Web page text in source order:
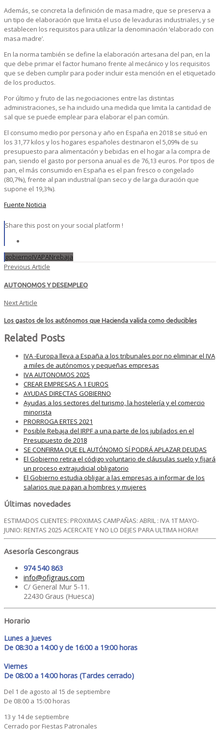
Además, se concreta la definición de masa madre, que se preserva a
un tipo de elaboración que limita el uso de levaduras industriales, y se
establecen los requisitos para utilizar la denominación ‘elaborado con
masa madre’.
En la norma también se define la elaboración artesana del pan, en la
que debe primar el factor humano frente al mecánico y los requisitos
que se deben cumplir para poder incluir esta mención en el etiquetado
de los productos.
Por último y fruto de las negociaciones entre las distintas
administraciones, se ha incluido una medida que limita la cantidad de
sal que se puede emplear para elaborar el pan común.
El consumo medio por persona y año en España en 2018 se situó en
los 31,77 kilos y los hogares españoles destinaron el 5,09% de su
presupuesto para alimentación y bebidas en el hogar a la compra de
pan, siendo el gasto por persona anual es de 76,13 euros. Por tipos de
pan, el más consumido en España es el pan fresco o congelado
(80,7%), frente al pan industrial (pan seco y de larga duración que
supone el 19,3%).
Fuente Noticia
Share this post on your social platform !
gobiernoIVAPANrebaja
Previous Article
AUTONOMOS Y DESEMPLEO
Next Article
Los gastos de los autónomos que Hacienda valida como deducibles
Related Posts
IVA -Europa lleva a España a los tribunales por no eliminar el IVA
a miles de autónomos y pequeñas empresas
IVA AUTONOMOS 2025
CREAR EMPRESAS A 1 EUROS
AYUDAS DIRECTAS GOBIERNO
Ayudas a los sectores del turismo, la hostelería y el comercio
minorista
PRORROGA ERTES 2021
Posible Rebaja del IRPF a una parte de los jubilados en el
Presupuesto de 2018
SE CONFIRMA QUE EL AUTÓNOMO SÍ PODRÁ APLAZAR DEUDAS
El Gobierno retira el código voluntario de cláusulas suelo y fijará
un proceso extrajudicial obligatorio
El Gobierno estudia obligar a las empresas a informar de los
salarios que pagan a hombres y mujeres
Últimas novedades
ESTIMADOS CLIENTES: PROXIMAS CAMPAÑAS: ABRIL : IVA 1T MAYO-
JUNIO: RENTAS 2025 ACERCATE Y NO LO DEJES PARA ULTIMA HORA!!
Asesoría Gescongraus
974 540 863
info@ofigraus.com
C/ General Mur 5-11.
22430 Graus (Huesca)
Horario
Lunes a Jueves
De 08:30 a 14:00 y de 16:00 a 19:00 horas
Viernes
De 08:00 a 14:00 horas (Tardes cerrado)
Del 1 de agosto al 15 de septiembre
De 08:00 a 15:00 horas
13 y 14 de septiembre
Cerrado por Fiestas Patronales